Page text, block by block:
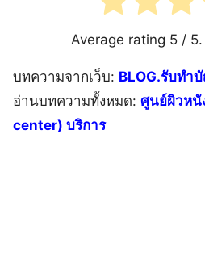
Average rating 5/ 5.
บทความจากเว็บ: BLOG.รับทำ
อ่านบทความทั้งหมด: ศูนย์ผิวหนั
center) บริการ